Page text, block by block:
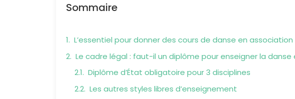
Sommaire
L’essentiel pour donner des cours de danse en association
Le cadre légal : faut-il un diplôme pour enseigner la danse
Diplôme d’État obligatoire pour 3 disciplines
Les autres styles libres d’enseignement